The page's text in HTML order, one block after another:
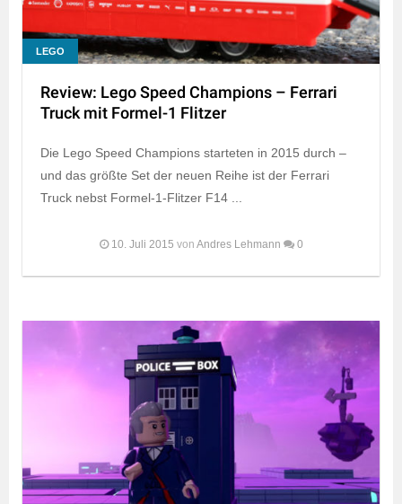
LEGO
Review: Lego Speed Champions – Ferrari
Truck mit Formel-1 Flitzer
Die Lego Speed Champions starteten in 2015 durch –
und das größte Set der neuen Reihe ist der Ferrari
Truck nebst Formel-1-Flitzer F14 ...
10. Juli 2015 von Andres Lehmann 0